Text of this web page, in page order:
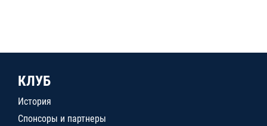
КЛУБ
История
Спонсоры и партнеры